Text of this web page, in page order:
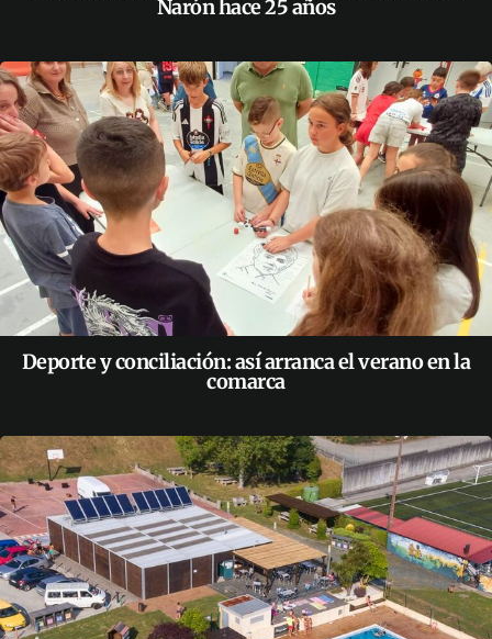
Narón hace 25 años
Deporte y conciliación: así arranca el verano en la
comarca